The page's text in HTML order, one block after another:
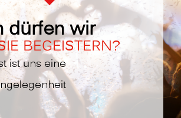
dürfen wir
BEGEISTERN?
ist uns eine